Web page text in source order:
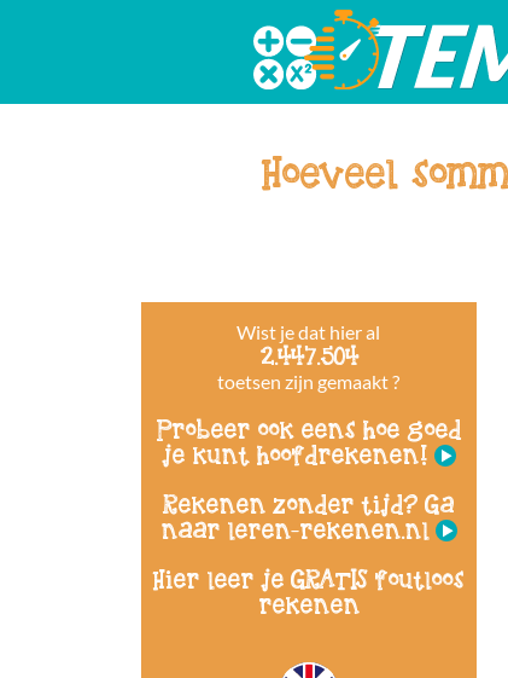
Hoeveel
Wist je dat hier al
2.447.504
toetsen zijn gemaakt ?
Probeer ook eens hoe goed
je kunt hoofdrekenen!
Rekenen zonder tijd? Ga
naar leren-rekenen.nl
Hier leer je GRATIS foutloos
rekenen